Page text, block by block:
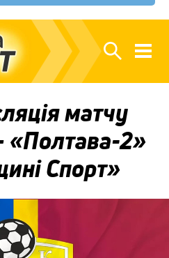
матчу
2»
Спорт»